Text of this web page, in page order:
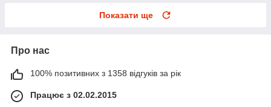
Показати ще
Про нас
100% позитивних з 1358 відгуків за рік
Працює з 02.02.2015